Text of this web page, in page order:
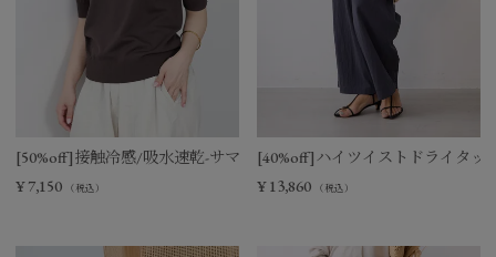
[50%off]接触冷感/吸水速乾-サマーポロニット
¥ 7,150 （税込）
[40%off]ハイツイストドライタッ
¥ 13,860 （税込）